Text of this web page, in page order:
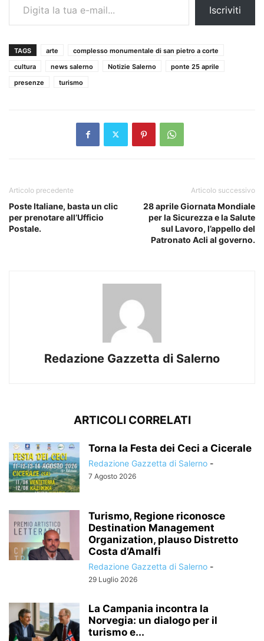
Iscriviti
TAGS arte
complesso monumentale di san pietro a corte
cultura
news salerno Notizie Salerno
ponte 25 aprile
presenze
turismo
Articolo precedente
Poste Italiane, basta un clic
per prenotare all’Ufficio
Postale.
Articolo successivo
28 aprile Giornata Mondiale
per la Sicurezza e la Salute
sul Lavoro, l’appello del
Patronato Acli al governo.
Redazione Gazzetta di Salerno
ARTICOLI CORRELATI
Torna la Festa dei Ceci a Cicerale
Redazione Gazzetta di Salerno -
7 Agosto 2026
Turismo, Regione riconosce
Destination Management
Organization, plauso Distretto
Costa d’Amalfi
Redazione Gazzetta di Salerno -
29 Luglio 2026
La Campania incontra la
Norvegia: un dialogo per il
turismo e...